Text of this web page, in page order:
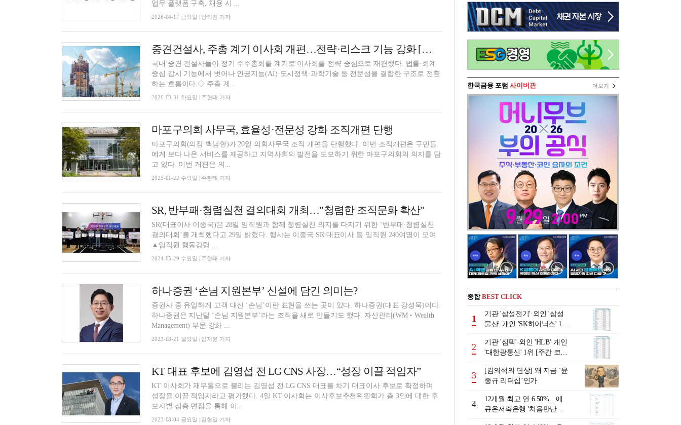
업무 플랫폼 구축, 채용 시 ...
2026-04-17 금요일 | 방의진 기자
중견건설사, 주총 계기 이사회 개편…전략·리스크 기능 강화 [건설 주주총회]
국내 중견 건설사들이 정기 주주총회를 계기로 이사회를 전략 중심으로 재편했다. 법률·회계
중심 감시 기능에서 벗어나 인공지능(AI)·도시정책·과학기술 등 전문성을 결합한 구조로 전환
하는 흐름이다.◇ 주총 계...
2026-03-31 화요일 | 주현태 기자
마포구의회 사무국, 효율성·전문성 강화 조직개편 단행
마포구의회(의장 백남환)가 20일 의회사무국 조직 개편을 단행했다. 이번 조직개편은 구민들
에게 보다 나은 서비스를 제공하고 지역사회의 발전을 도모하기 위한 마포구의회의 의지를 담
고 있다. 이번 개편은 의...
2025-01-22 수요일 | 주현태 기자
SR, 반부패·청렴실천 결의대회 개최…"청렴한 조직문화 확산"
SR(대표이사 이종국)은 28일 임직원과 함께 청렴실천 의지를 다지기 위한 ‘반부패·청렴실천
결의대회’를 개최했다고 29일 밝혔다. 행사는 이종국 SR 대표이사 등 임직원 240여명이 모여
▲임직원 행동강령 ...
2024-05-29 수요일 | 주현태 기자
하나증권 ‘손님 지원본부’ 신설에 담긴 의미는?
증권사 중 유일하게 고객 대신 ‘손님’이란 표현을 쓰는 곳이 있다. 하나증권(대표 강성묵)이다.
하나증권은 지난달 ‘손님 지원본부’라는 조직을 새로 만들기도 했다. 자산관리(WM‧Wealth
Management) 부문 강화 ...
2023-08-21 월요일 | 임지윤 기자
KT 대표 후보에 김영섭 전 LG CNS 사장…“성장 이끌 적임자”
KT 이사회가 재무통으로 불리는 김영섭 전 LG CNS 대표를 차기 대표이사 후보로 확정하며
성장을 이끌 적임자라고 평가했다. 4일 KT 이사회는 이사후보추천위원회가 총 3인에 대한 후
보자별 심층 면접을 통해 이...
2023-08-04 금요일 | 김형일 기자
한국금융 포럼 사이버관 더보기
종합BEST CLICK
1
기관 '삼성전기'·외인 '삼성
물산'·개인 'SK하이닉스' 1위
년 8월3일~8월7일]
2
기관 '심텍'·외인 'HLB'·개인
'대한광통신' 1위 [주간 코스
월7일]
3
[김의석의 단상] 왜 지금 ‘윤
종규 리더십’인가
4
12개월 최고 연 6.50%…애
큐온저축은행 '처음만난적